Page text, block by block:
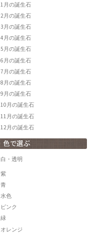
1月の誕生石
2月の誕生石
3月の誕生石
4月の誕生石
5月の誕生石
6月の誕生石
7月の誕生石
8月の誕生石
9月の誕生石
10月の誕生石
11月の誕生石
12月の誕生石
白・透明
紫
青
水色
ピンク
緑
オレンジ